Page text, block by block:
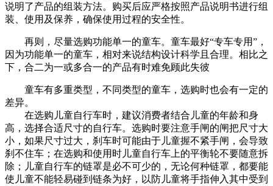
说明了产品的组装方法。购买后应严格按照产品说明书进行组
装、使用及保养，确保使用过程的安全性。
再则，尽量选购功能单一的童车。童车最好“专车专用”，
因为功能单一的童车，相对来说结构设计科学且合理。相比之
下，合二为一或多合一的产品有时难免顾此失彼
童车有多重类型，不同类型的童车，选购时也会有一定的
差异。
在选购儿童自行车时，建议消费者结合儿童的年龄和身
高，选择合适尺寸的自行车。选购时要注意手闸的闸把尺寸大
小，如果尺寸过大，刹车时可能由于儿童握不紧手闸，会导致
刹不住车；在选购和使用时儿童自行车上的平衡轮不要随意拆
除；儿童自行车的链罩是必不可少的，无论何种链罩，都要能
使儿童不能轻易碰到链条为好，以防儿童将手指伸入其中受到